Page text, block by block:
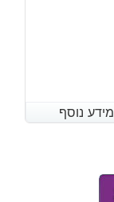
מידע נוסף
מידע נוסף